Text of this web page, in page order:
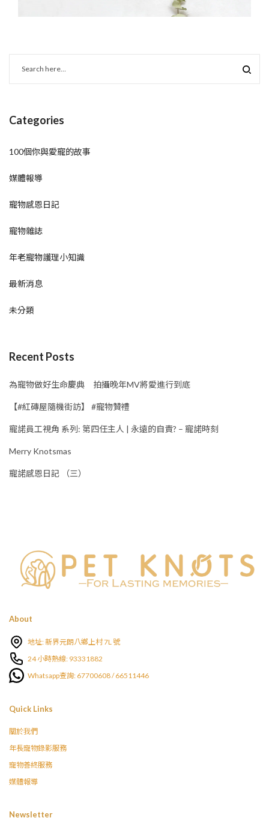
Categories
100個你與愛寵的故事
媒體報導
寵物感恩日記
寵物雜誌
年老寵物護理小知識
最新消息
未分類
Recent Posts
為寵物做好生命慶典 拍攝晚年MV將愛進行到底
【#紅磚屋隨機街訪】 #寵物贊禮
寵諾員工視角 系列: 第四任主人 | 永遠的自責? – 寵諾時刻
Merry Knotsmas
寵諾感恩日記 （三）
About
地址: 新界元朗八鄉上村 7L 號
24 小時熱線: 93331882
Whatsapp查詢: 67700608 / 66511446
Quick Links
關於我們
年長寵物錄影服務
寵物善終服務
媒體報導
Newsletter